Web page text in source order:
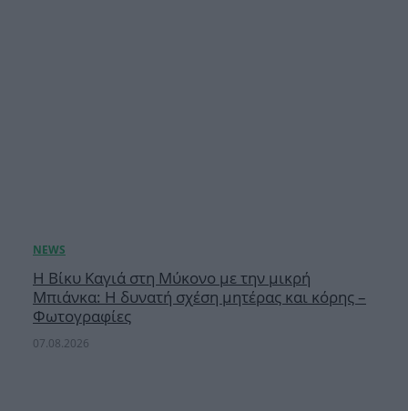
Η Βίκυ Καγιά στη Μύκονο με την μικρή
Μπιάνκα: Η δυνατή σχέση μητέρας και κόρης –
Φωτογραφίες
07.08.2026